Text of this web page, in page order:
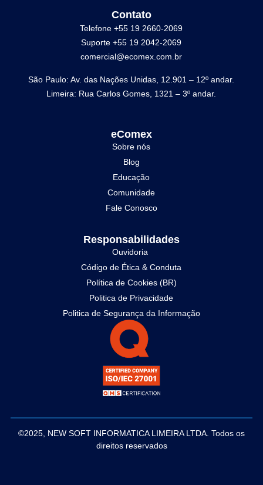
Contato
Telefone +55 19 2660-2069
Suporte +55 19 2042-2069
comercial@ecomex.com.br
São Paulo: Av. das Nações Unidas, 12.901 – 12º andar.
Limeira: Rua Carlos Gomes, 1321 – 3º andar.
eComex
Sobre nós
Blog
Educação
Comunidade
Fale Conosco
Responsabilidades
Ouvidoria
Código de Ética & Conduta
Política de Cookies (BR)
Politica de Privacidade
Politica de Segurança da Informação
©2025, NEW SOFT INFORMATICA LIMEIRA LTDA. Todos os
direitos reservados